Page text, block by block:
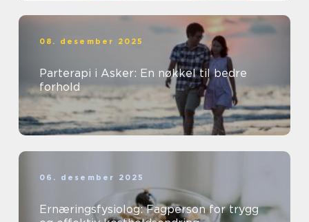
08. desember 2025
Parterapi i Asker: En nøkkel til bedre
forhold
06. desember 2025
Ernæringsfysiolog: Fagperson for trygg